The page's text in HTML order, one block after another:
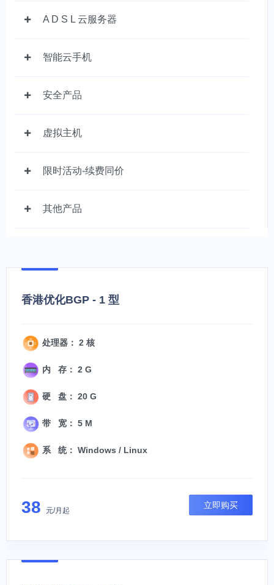
A D S L 云服务器
智能云手机
安全产品
虚拟主机
限时活动-续费同价
其他产品
香港优化BGP - 1 型
处理器： 2 核
内 存： 2 G
硬 盘： 20 G
带 宽： 5 M
系 统： Windows / Linux
38 元/月起
立即购买